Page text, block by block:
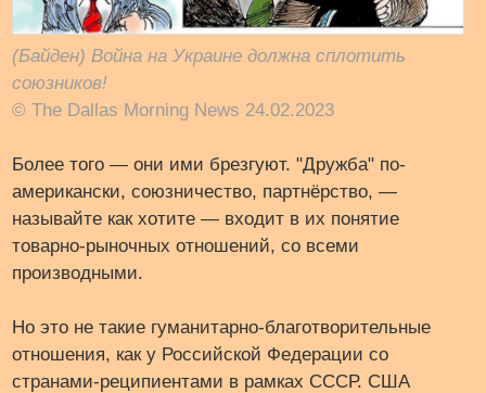
(Байден) Война на Украине должна сплотить
союзников!
© The Dallas Morning News 24.02.2023
Более того — они ими брезгуют. "Дружба" по-
американски, союзничество, партнёрство, —
называйте как хотите — входит в их понятие
товарно-рыночных отношений, со всеми
производными.
Но это не такие гуманитарно-благотворительные
отношения, как у Российской Федерации со
странами-реципиентами в рамках СССР. США